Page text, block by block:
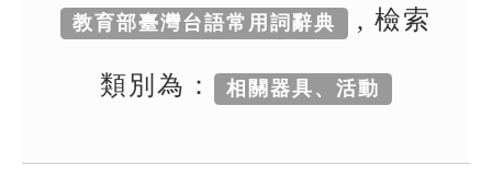
生字詞彙表
成語故事
教育部臺灣台語常用詞辭典 , 檢索
類別為： 相關器具、活動